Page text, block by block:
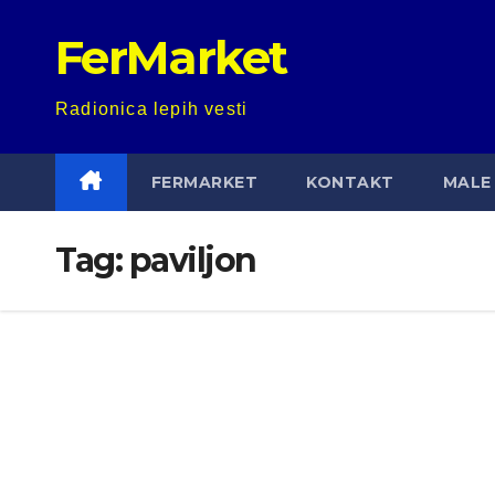
FerMarket
Radionica lepih vesti
FERMARKET KONTAKT MALE
Tag: paviljon